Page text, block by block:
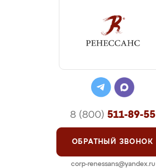
8 (800) 511-89-55
ОБРАТНЫЙ ЗВОНОК
corp-renessans@yandex.ru